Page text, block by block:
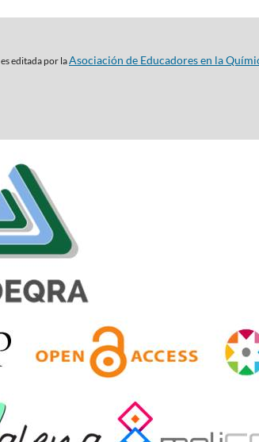
es editada por laAsociación de Educadores en la